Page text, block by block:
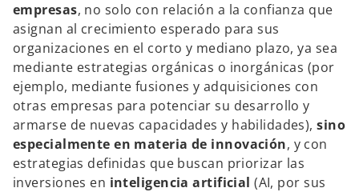
empresas, no solo con relación a la confianza que
asignan al crecimiento esperado para sus
organizaciones en el corto y mediano plazo, ya sea
mediante estrategias orgánicas o inorgánicas (por
ejemplo, mediante fusiones y adquisiciones con
otras empresas para potenciar su desarrollo y
armarse de nuevas capacidades y habilidades),sino
especialmente en materia de innovación, y con
estrategias definidas que buscan priorizar las
inversiones en inteligencia artificial (AI, por sus